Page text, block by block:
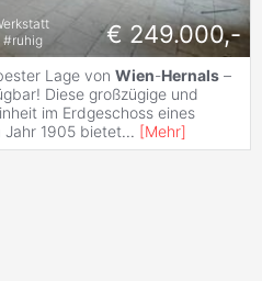
#ruhig € 249.000,-
Lage von Wien-Hernals –
Diese großzügige und
im Erdgeschoss eines
1905 bietet... [Mehr]